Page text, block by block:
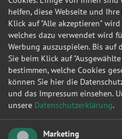
1 2 3 4 5
Alle
Achsvermessung
Anlasser
helfen, diese Webseite und
Klick auf "Alle akzeptieren"
welches dazu verwendet wird
Werbung auszuspielen. Bis
Sie beim Klick auf
bestimmen, welche Cookies
können Sie hier die
und das Impressum einsehen.
unsere Datenschutzerklärung.
Marketing